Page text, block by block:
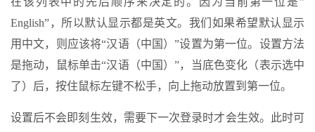
English”，所以默认显示都是英文。我们如果希望默认显示
用中文，则应该将“汉语（中国）”设置为第一位。设置方法
是拖动，鼠标单击“汉语（中国）”，当底色变化（表示选中
了）后，按住鼠标左键不松手，向上拖动放置到第一位。
设置后不会即刻生效，需要下一次登录时才会生效。此时可